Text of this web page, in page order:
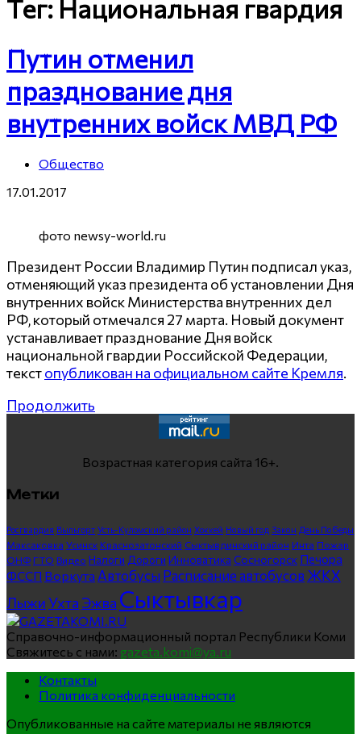
Тег: Национальная гвардия
Путин отменил
празднование дня
внутренних войск МВД РФ
Общество
17.01.2017
фото newsy-world.ru
Президент России Владимир Путин подписал указ,
отменяющий указ президента об установлении Дня
внутренних войск Министерства внутренних дел
РФ, который отмечался 27 марта. Новый документ
устанавливает празднование Дня войск
национальной гвардии Российской Федерации,
текстопубликован на официальном сайте Кремля.
Продолжить
Возрастная категория сайта 16+.
Метки
Росгвардия Выльгорт Усть-Куломский район Хоккей Новый год Закон День Победы
Максаковка Усинск Краснозатонский Сыктывдинский район Инта Пожар
ОНФ ГТО Видео Налоги Дороги Инноватика Сосногорск Печора
ФССП Воркута Автобусы Расписание автобусов ЖКХ
ЛыжиУхта Эжва Сыктывкар
Справочно-информационный портал Республики Коми
Свяжитесь с нами: gazeta.komi@ya.ru
Контакты
Политика конфиденциальности
Опубликованные на сайте материалы не являются